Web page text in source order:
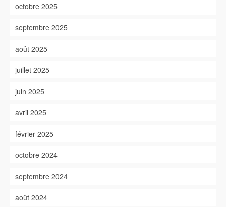
octobre 2025
septembre 2025
août 2025
juillet 2025
juin 2025
avril 2025
février 2025
octobre 2024
septembre 2024
août 2024